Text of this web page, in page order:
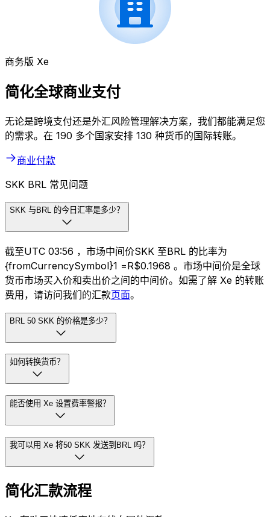
商务版 Xe
简化全球商业支付
无论是跨境支付还是外汇风险管理解决方案，我们都能满足您
的需求。在 190 多个国家安排 130 种货币的国际转账。
商业付款
SKK BRL 常见问题
SKK 与BRL 的今日汇率是多少？
截至UTC 03:56 ，市场中间价SKK 至BRL 的比率为
{fromCurrencySymbol}1 =R$0.1968 。市场中间价是全球
货币市场买入价和卖出价之间的中间价。如需了解 Xe 的转账
费用，请访问我们的汇款页面。
BRL 50 SKK 的价格是多少？
如何转换货币？
能否使用 Xe 设置费率警报？
我可以用 Xe 将50 SKK 发送到BRL 吗？
简化汇款流程